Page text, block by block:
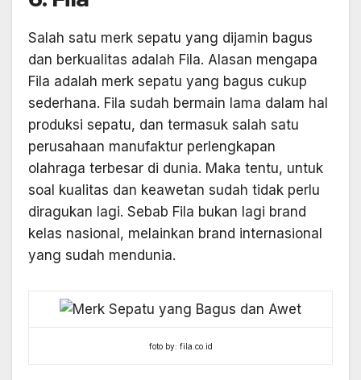
Salah satu merk sepatu yang dijamin bagus
dan berkualitas adalah Fila. Alasan mengapa
Fila adalah merk sepatu yang bagus cukup
sederhana. Fila sudah bermain lama dalam hal
produksi sepatu, dan termasuk salah satu
perusahaan manufaktur perlengkapan
olahraga terbesar di dunia. Maka tentu, untuk
soal kualitas dan keawetan sudah tidak perlu
diragukan lagi. Sebab Fila bukan lagi brand
kelas nasional, melainkan brand internasional
yang sudah mendunia.
foto by: fila.co.id